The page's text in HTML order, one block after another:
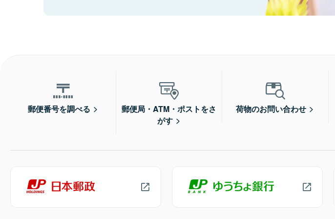
郵便番号を調べる
郵便局・ATM・ポストをさ
がす
荷物のお問い合わせ